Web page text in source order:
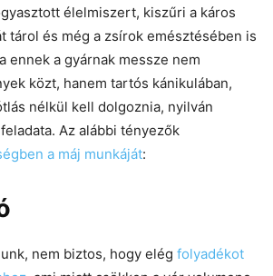
élelmiszert, kiszűri a káros
tárol és még a zsírok emésztésében is
ennek a gyárnak messze nem
közt, hanem tartós kánikulában,
nélkül kell dolgoznia, nyilván
Az alábbi tényezők
a máj munkáját:
nem biztos, hogy elég folyadékot